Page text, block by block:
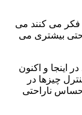
فکر می کنند می
بیشتری می
اینجا و اکنون
چیزها در
ناراحتی